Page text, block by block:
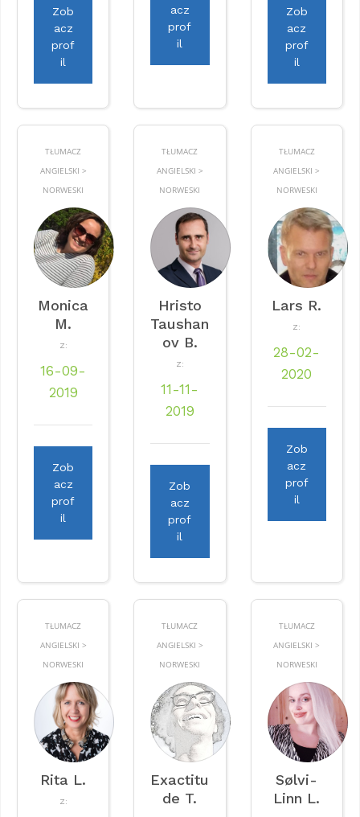
Zob
acz
prof
il
acz
prof
il
Zob
acz
prof
il
TŁUMACZ
ANGIELSKI >
NORWESKI
Monica
M.
Z:
16-09-
2019
Zob
acz
prof
il
TŁUMACZ
ANGIELSKI >
NORWESKI
Hristo
Taushan
ov B.
Z:
11-11-
2019
Zob
acz
prof
il
TŁUMACZ
ANGIELSKI >
NORWESKI
Lars R.
Z:
28-02-
2020
Zob
acz
prof
il
TŁUMACZ
ANGIELSKI >
NORWESKI
Rita L.
Z:
TŁUMACZ
ANGIELSKI >
NORWESKI
Exactitu
de T.
TŁUMACZ
ANGIELSKI >
NORWESKI
Sølvi-
Linn L.